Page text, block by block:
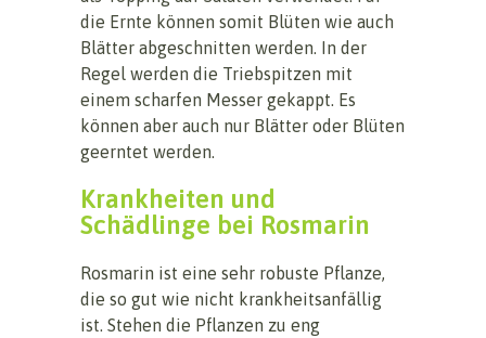
die Ernte können somit Blüten wie auch
Blätter abgeschnitten werden. In der
Regel werden die Triebspitzen mit
einem scharfen Messer gekappt. Es
können aber auch nur Blätter oder Blüten
geerntet werden.
Krankheiten und
Schädlinge bei Rosmarin
Rosmarin ist eine sehr robuste Pflanze,
die so gut wie nicht krankheitsanfällig
ist. Stehen die Pflanzen zu eng